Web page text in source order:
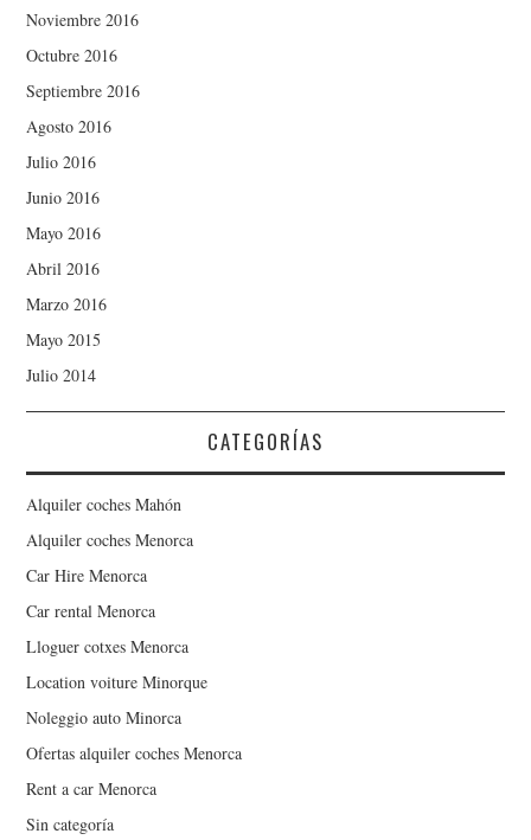
Noviembre 2016
Octubre 2016
Septiembre 2016
Agosto 2016
Julio 2016
Junio 2016
Mayo 2016
Abril 2016
Marzo 2016
Mayo 2015
Julio 2014
CATEGORÍAS
Alquiler coches Mahón
Alquiler coches Menorca
Car Hire Menorca
Car rental Menorca
Lloguer cotxes Menorca
Location voiture Minorque
Noleggio auto Minorca
Ofertas alquiler coches Menorca
Rent a car Menorca
Sin categoría